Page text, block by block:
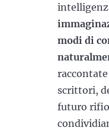
modi di
scrittori,
futuro